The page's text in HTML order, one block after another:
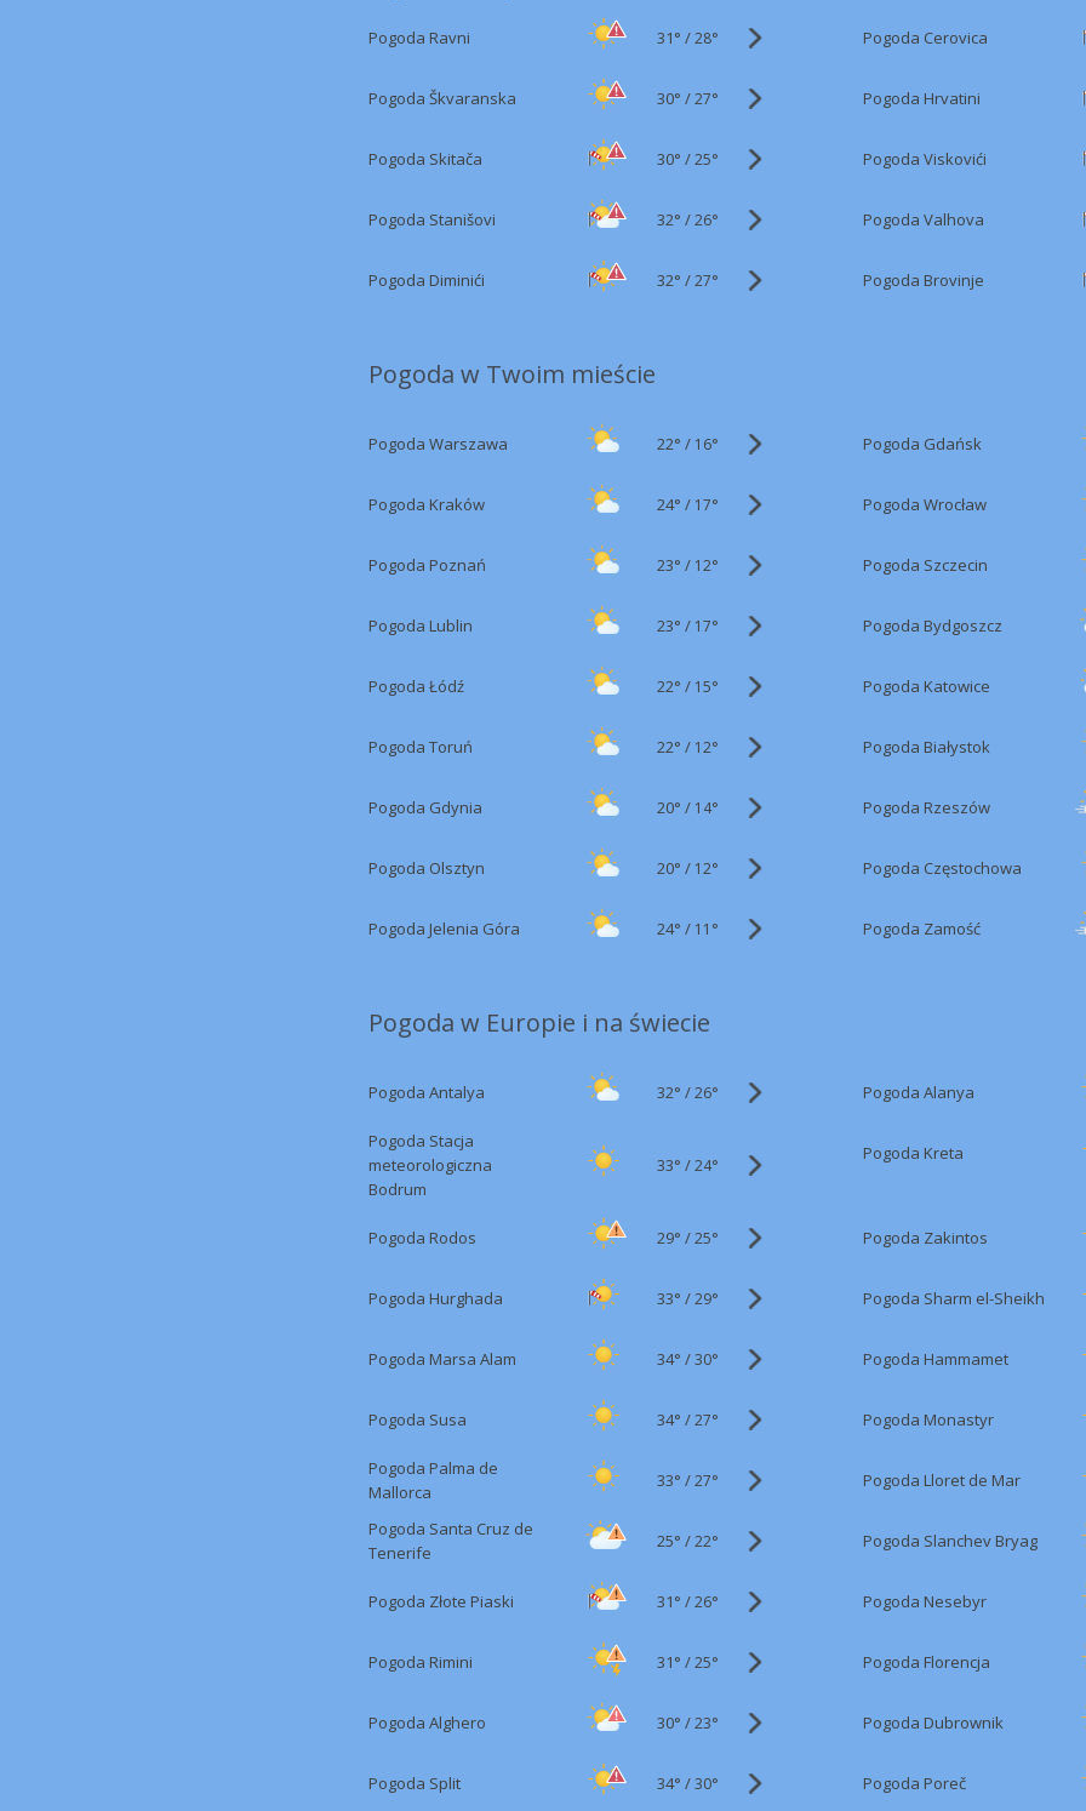
Pogoda Ravni 31° /28° Pogoda Cerovica
Pogoda Škvaranska 30° /27° Pogoda Hrvatini
Pogoda Skitača 30° /25° Pogoda Viskovići
Pogoda Stanišovi 32° /26° Pogoda Valhova
Pogoda Diminići 32° /27° Pogoda Brovinje
Pogoda w Twoim mieście
Pogoda Warszawa 22° / 16° Pogoda Gdańsk
Pogoda Kraków 24° / 17° Pogoda Wrocław
Pogoda Poznań 23° / 12° Pogoda Szczecin
Pogoda Lublin 23° / 17° Pogoda Bydgoszcz
Pogoda Łódź 22° / 15° Pogoda Katowice
Pogoda Toruń 22° / 12° Pogoda Białystok
Pogoda Gdynia 20° / 14° Pogoda Rzeszów
Pogoda Olsztyn 20° / 12° Pogoda Częstochowa
Pogoda Jelenia Góra 24° / 11° Pogoda Zamość
Pogoda w Europie i na świecie
Pogoda Antalya 32° /26° Pogoda Alanya
Pogoda Stacja
meteorologiczna
Bodrum
33° /24°
Pogoda Kreta
Pogoda Rodos 29° /25° Pogoda Zakintos
Pogoda Hurghada 33° /29° Pogoda Sharm el-Sheikh
Pogoda Marsa Alam 34° /30° Pogoda Hammamet
Pogoda Susa 34° /27° Pogoda Monastyr
Pogoda Palma de
Mallorca
33° /27° Pogoda Lloret de Mar
Pogoda Santa Cruz de
Tenerife
25° /22° Pogoda Slanchev Bryag
Pogoda Złote Piaski 31° /26° Pogoda Nesebyr
Pogoda Rimini 31° /25° Pogoda Florencja
Pogoda Alghero 30° /23° Pogoda Dubrownik
Pogoda Split 34° /30° Pogoda Poreč